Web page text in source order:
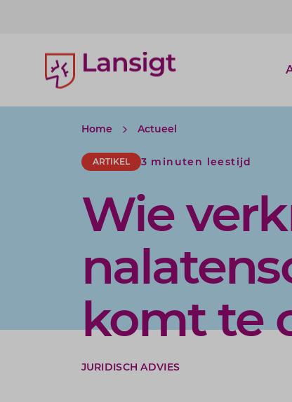
Lansigt Accountants logo
Home Actueel
ARTIKEL 3 minuten leestijd
Wie
komt te
JURIDISCH ADVIES